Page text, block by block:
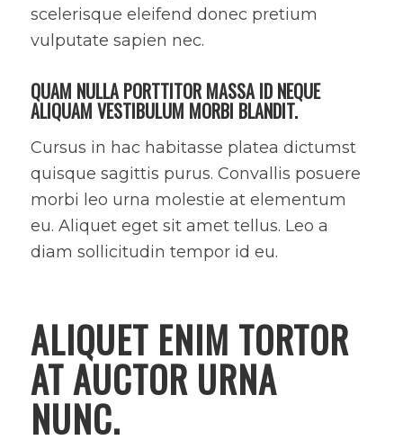
scelerisque eleifend donec pretium
vulputate sapien nec.
QUAM NULLA PORTTITOR MASSA ID NEQUE
ALIQUAM VESTIBULUM MORBI BLANDIT.
Cursus in hac habitasse platea dictumst
quisque sagittis purus. Convallis posuere
morbi leo urna molestie at elementum
eu. Aliquet eget sit amet tellus. Leo a
diam sollicitudin tempor id eu.
ALIQUET ENIM TORTOR
AT AUCTOR URNA
NUNC.